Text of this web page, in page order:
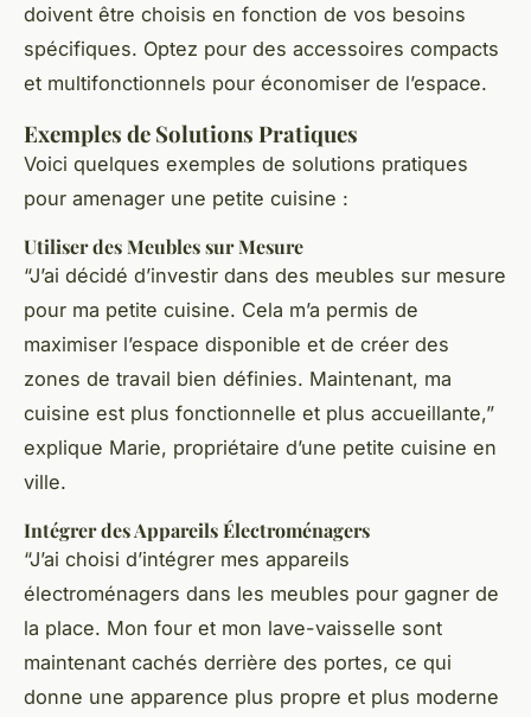
doivent être choisis en fonction de vos besoins
spécifiques. Optez pour des accessoires compacts
et multifonctionnels pour économiser de l’espace.
Exemples de Solutions Pratiques
Voici quelques exemples de solutions pratiques
pour amenager une petite cuisine :
Utiliser des Meubles sur Mesure
“J’ai décidé d’investir dans des meubles sur mesure
pour ma petite cuisine. Cela m’a permis de
maximiser l’espace disponible et de créer des
zones de travail bien définies. Maintenant, ma
cuisine est plus fonctionnelle et plus accueillante,”
explique Marie, propriétaire d’une petite cuisine en
ville.
Intégrer des Appareils Électroménagers
“J’ai choisi d’intégrer mes appareils
électroménagers dans les meubles pour gagner de
la place. Mon four et mon lave-vaisselle sont
maintenant cachés derrière des portes, ce qui
donne une apparence plus propre et plus moderne